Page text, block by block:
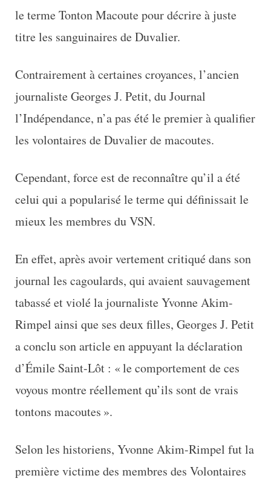
le terme Tonton Macoute pour décrire à juste
titre les sanguinaires de Duvalier.
Contrairement à certaines croyances, l’ancien
journaliste Georges J. Petit, du Journal
l’Indépendance, n’a pas été le premier à qualifier
les volontaires de Duvalier de macoutes.
Cependant, force est de reconnaître qu’il a été
celui qui a popularisé le terme qui définissait le
mieux les membres du VSN.
En effet, après avoir vertement critiqué dans son
journal les cagoulards, qui avaient sauvagement
tabassé et violé la journaliste Yvonne Akim-
Rimpel ainsi que ses deux filles, Georges J. Petit
a conclu son article en appuyant la déclaration
d’Émile Saint-Lôt : « le comportement de ces
voyous montre réellement qu’ils sont de vrais
tontons macoutes ».
Selon les historiens, Yvonne Akim-Rimpel fut la
première victime des membres des Volontaires